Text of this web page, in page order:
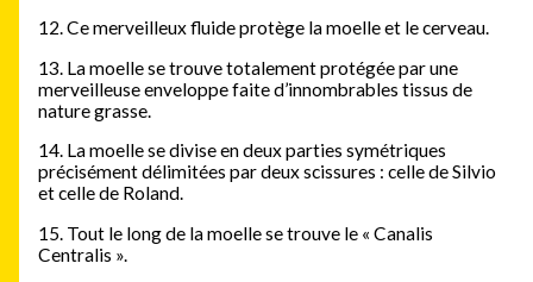
12. Ce merveilleux fluide protège la moelle et le cerveau.
13. La moelle se trouve totalement protégée par une
merveilleuse enveloppe faite d’innombrables tissus de
nature grasse.
14. La moelle se divise en deux parties symétriques
précisément délimitées par deux scissures : celle de Silvio
et celle de Roland.
15. Tout le long de la moelle se trouve le « Canalis
Centralis ».